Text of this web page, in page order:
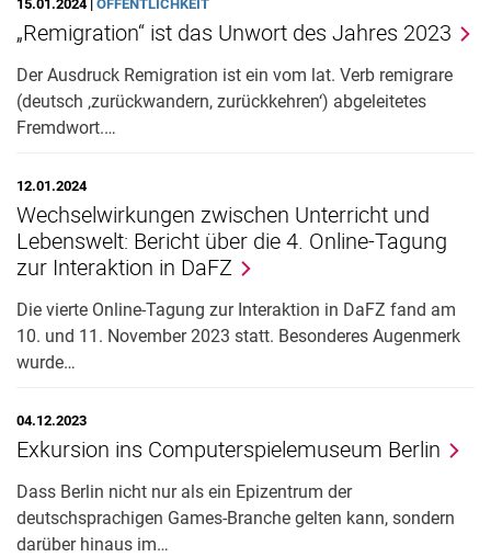
15.01.2024 | ÖFFENTLICHKEIT
„Remigration“ ist das Unwort des Jahres 2023
Der Ausdruck Remigration ist ein vom lat. Verb remigrare
(deutsch ‚zurückwandern, zurückkehren‘) abgeleitetes
Fremdwort.…
12.01.2024
Wechselwirkungen zwischen Unterricht und
Lebenswelt: Bericht über die 4. Online-Tagung
zur Interaktion in DaFZ
Die vierte Online-Tagung zur Interaktion in DaFZ fand am
10. und 11. November 2023 statt. Besonderes Augenmerk
wurde…
04.12.2023
Exkursion ins Computerspielemuseum Berlin
Dass Berlin nicht nur als ein Epizentrum der
deutschsprachigen Games-Branche gelten kann, sondern
darüber hinaus im…